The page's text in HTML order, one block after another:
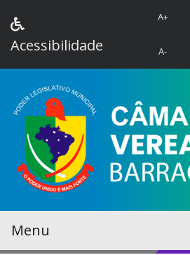
Acessibilidade
A+
A-
Menu